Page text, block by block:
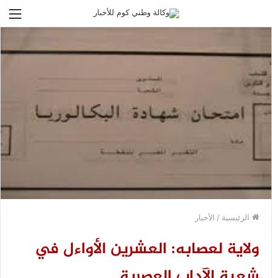
الرئيسية / الأخبار
ولاية لعصابه: العشرين الأواءل في